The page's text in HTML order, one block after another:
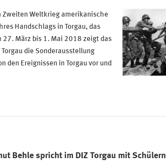
Weltkrieg amerikanische
Handschlags in Torgau, das
27. März bis 1. Mai 2018 zeigt das
die Sonderausstellung
den Ereignissen in Torgau vor und
Behle spricht im DIZ Torgau mit Schülern